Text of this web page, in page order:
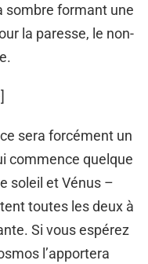
sombre formant une
la paresse, le non-
sera forcément un
commence quelque
soleil et Vénus –
toutes les deux à
Si vous espérez
l’apportera